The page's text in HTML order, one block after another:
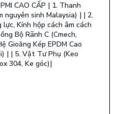
CAO CẤP | 1. Thanh
nguyên sinh Malaysia) | | 2.
Kính hộp cách âm cách
Bộ Rãnh C (Cmech,
Gioăng Kép EPDM Cao
| | 5. Vật Tư Phụ (Keo
304, Ke góc)|